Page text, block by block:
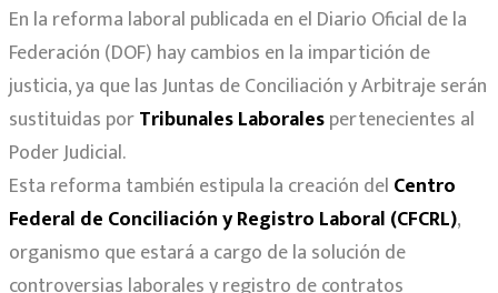
En la reforma laboral publicada en el Diario Oficial de la
Federación (DOF) hay cambios en la impartición de
justicia, ya que las Juntas de Conciliación y Arbitraje serán
sustituidas porTribunales Laboralespertenecientes al
Poder Judicial.
Esta reforma también estipula la creación del Centro
Federal de Conciliación y Registro Laboral (CFCRL),
organismo que estará a cargo de la solución de